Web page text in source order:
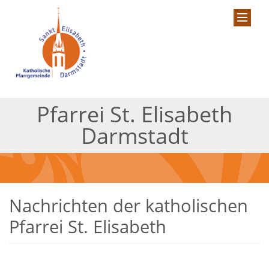
Pfarrei St. Elisabeth
Darmstadt
Nachrichten der katholischen
Pfarrei St. Elisabeth